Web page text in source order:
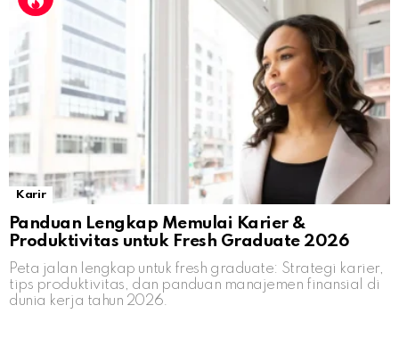
Karir
Panduan Lengkap Memulai Karier &
Produktivitas untuk Fresh Graduate 2026
Peta jalan lengkap untuk fresh graduate: Strategi karier,
tips produktivitas, dan panduan manajemen finansial di
dunia kerja tahun 2026.